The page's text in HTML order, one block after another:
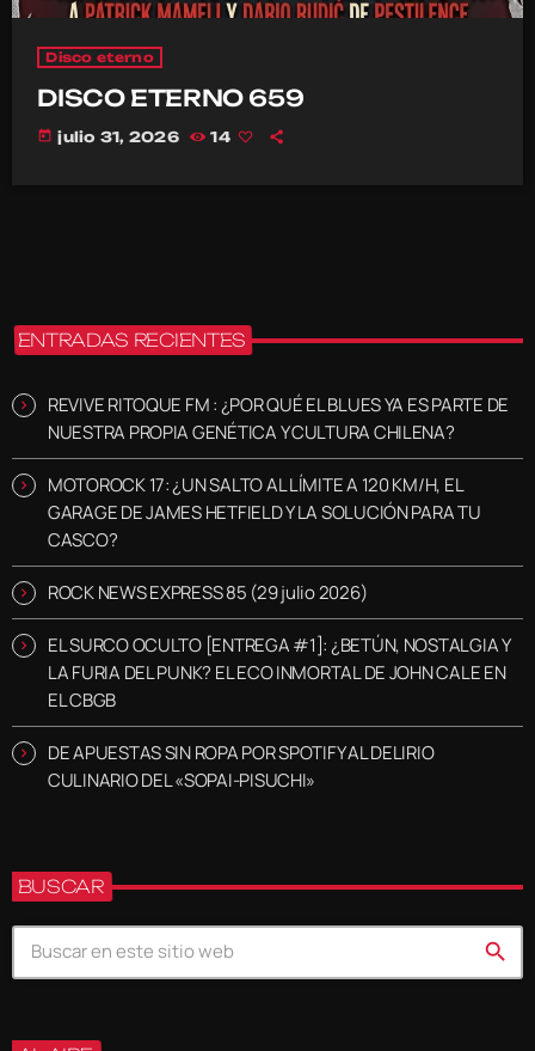
Disco eterno
DISCO ETERNO 659
today julio 31, 2026 14
ENTRADAS RECIENTES
REVIVE RITOQUE FM : ¿POR QUÉ EL BLUES YA ES PARTE DE
NUESTRA PROPIA GENÉTICA Y CULTURA CHILENA?
MOTOROCK 17: ¿UN SALTO AL LÍMITE A 120 KM/H, EL
GARAGE DE JAMES HETFIELD Y LA SOLUCIÓN PARA TU
CASCO?
ROCK NEWS EXPRESS 85 (29 julio 2026)
EL SURCO OCULTO [ENTREGA #1]: ¿BETÚN, NOSTALGIA Y
LA FURIA DEL PUNK? EL ECO INMORTAL DE JOHN CALE EN
EL CBGB
DE APUESTAS SIN ROPA POR SPOTIFY AL DELIRIO
CULINARIO DEL «SOPAI-PISUCHI»
BUSCAR
search